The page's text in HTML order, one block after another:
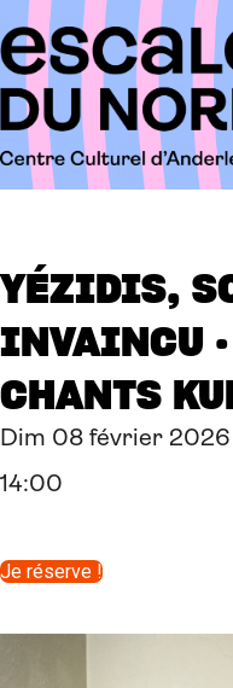
YÉZIDIS,
INVAINCU
CHANTS
Dim 08 février 2026
14:00
Je réserve !